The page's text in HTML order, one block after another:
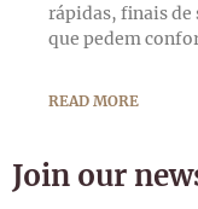
rápidas, finais de
que pedem
READ MORE
Join our